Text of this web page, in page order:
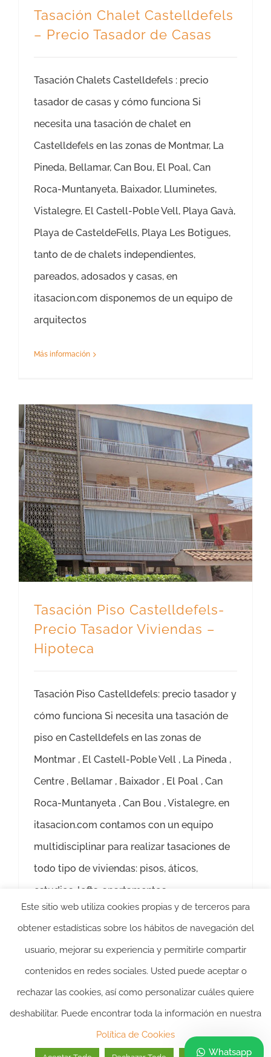
Tasación Chalet Castelldefels
– Precio Tasador de Casas
Tasación Chalets Castelldefels : precio
tasador de casas y cómo funciona Si
necesita una tasación de chalet en
Castelldefels en las zonas de Montmar, La
Pineda, Bellamar, Can Bou, El Poal, Can
Roca-Muntanyeta, Baixador, Lluminetes,
Vistalegre, El Castell-Poble Vell, Playa Gavà,
Playa de CasteldeFells, Playa Les Botigues,
tanto de de chalets independientes,
pareados, adosados y casas, en
itasacion.com disponemos de un equipo de
arquitectos
Más información
Tasación Piso Castelldefels-
Precio Tasador Viviendas –
Hipoteca
Tasación Piso Castelldefels: precio tasador y
cómo funciona Si necesita una tasación de
piso en Castelldefels en las zonas de
Montmar , El Castell-Poble Vell , La Pineda ,
Centre , Bellamar , Baixador , El Poal , Can
Roca-Muntanyeta , Can Bou , Vistalegre, en
itasacion.com contamos con un equipo
multidisciplinar para realizar tasaciones de
todo tipo de viviendas: pisos, áticos,
estudios, lofts, apartamentos
Más información
|
Este sitio web utiliza cookies propias y de terceros para
obtener estadísticas sobre los hábitos de navegación del
usuario, mejorar su experiencia y permitirle compartir
contenidos en redes sociales. Usted puede aceptar o
rechazar las cookies, así como personalizar cuáles quiere
deshabilitar. Puede encontrar toda la información en nuestra
Política de Cookies
Whatsapp